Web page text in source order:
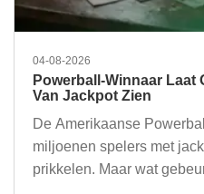
04-08-2026
Powerball-Winnaar Laat
Van Jackpot Zien
De Amerikaanse
miljoenen spelers met
prikkelen. Maar wat